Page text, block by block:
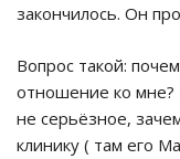
закончилось. Он
Вопрос такой:
отношение ко мне?
не серьёзное,
клинику ( там его